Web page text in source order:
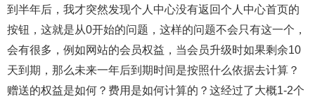
到半年后，我才突然发现个人中心没有返回个人中心首页的
按钮，这就是从0开始的问题，这样的问题不会只有这一个，
会有很多，例如网站的会员权益，当会员升级时如果剩余10
天到期，那么未来一年后到期时间是按照什么依据去计算？
赠送的权益是如何？费用是如何计算的？这经过了大概1-2个